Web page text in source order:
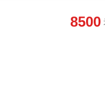
8500